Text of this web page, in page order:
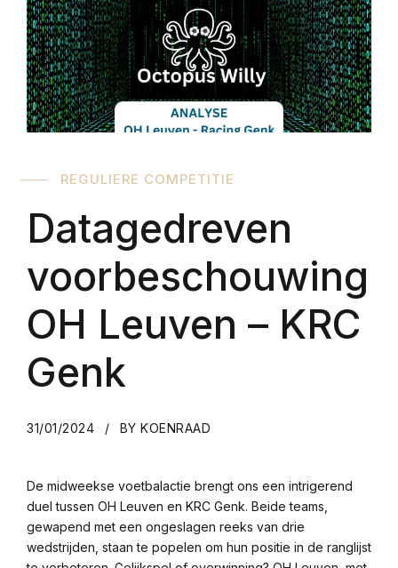
REGULIERE COMPETITIE
Datagedreven
voorbeschouwing
OH Leuven – KRC
Genk
31/01/2024 BY KOENRAAD
De midweekse voetbalactie brengt ons een intrigerend
duel tussen OH Leuven en KRC Genk. Beide teams,
gewapend met een ongeslagen reeks van drie
wedstrijden, staan te popelen om hun positie in de ranglijst